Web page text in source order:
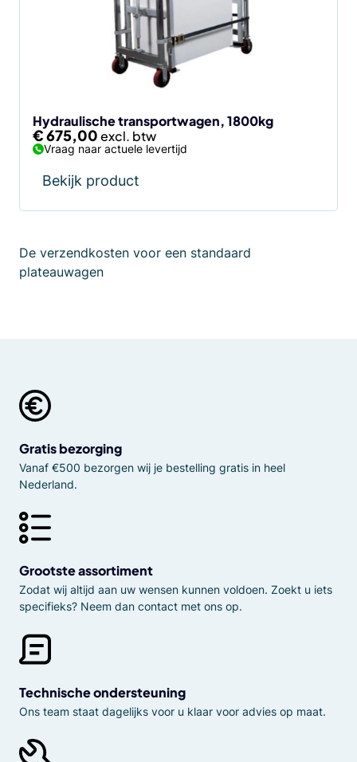
Hydraulische transportwagen, 1800kg
€675,00
Vraag naar actuele levertijd
Bekijk product
De verzendkosten voor een standaard
plateauwagen
Gratis bezorging
Vanaf €500 bezorgen wij je bestelling gratis in heel
Nederland.
Grootste assortiment
Zodat wij altijd aan uw wensen kunnen voldoen. Zoekt u iets
specifieks? Neem dan contact met ons op.
Technische ondersteuning
Ons team staat dagelijks voor u klaar voor advies op maat.